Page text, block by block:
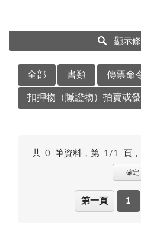
顯示
全部 書類 傳票命
扣押物（贓證物）拍賣或
共 0 筆資料，第 1/1 頁，
確定
第一頁 1